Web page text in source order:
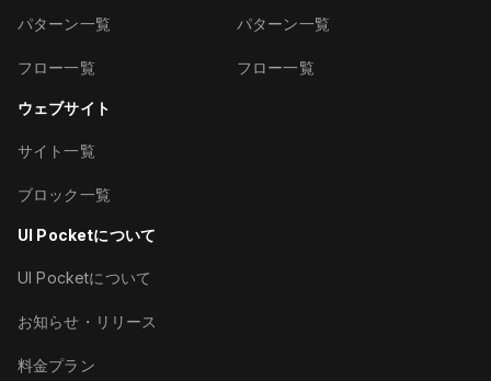
パターン一覧
フロー一覧
パターン一覧
フロー一覧
ウェブサイト
サイト一覧
ブロック一覧
UI Pocketについて
UI Pocketについて
お知らせ・リリース
料金プラン